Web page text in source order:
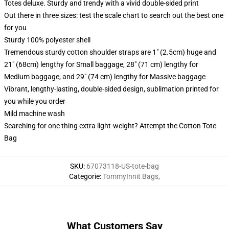
Totes deluxe. Sturdy and trendy with a vivid double-sided print
Out there in three sizes: test the scale chart to search out the best one
for you
Sturdy 100% polyester shell
Tremendous sturdy cotton shoulder straps are 1" (2.5cm) huge and
21" (68cm) lengthy for Small baggage, 28" (71 cm) lengthy for
Medium baggage, and 29" (74 cm) lengthy for Massive baggage
Vibrant, lengthy-lasting, double-sided design, sublimation printed for
you while you order
Mild machine wash
Searching for one thing extra light-weight? Attempt the Cotton Tote
Bag
SKU: 67073118-US-tote-bag
Categorie:TommyInnit Bags,
What Customers Say